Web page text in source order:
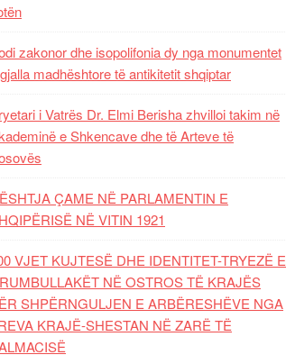
zakonor dhe isopolifonia dy nga monumentet
madhështore të antikitetit shqiptar
i Vatrës Dr. Elmi Berisha zhvilloi takim në
e Shkencave dhe të Arteve të
ÇAME NË PARLAMENTIN E
NË VITIN 1921
VJET KUJTESË DHE IDENTITET-TRYEZË E
NË OSTROS TË KRAJËS
SHPËRNGULJEN E ARBËRESHËVE NGA
KRAJË-SHESTAN NË ZARË TË